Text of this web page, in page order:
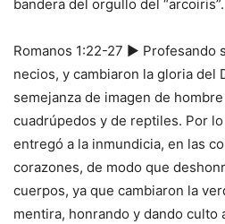
bandera del orgullo del “arcoiris”.
Romanos 1:22-27 ► Profesando
necios, y cambiaron la gloria del
semejanza de imagen de
cuadrúpedos y de reptiles. Por
entregó a la inmundicia, en las
corazones, de modo que
cuerpos, ya que cambiaron la
mentira, honrando y dando culto